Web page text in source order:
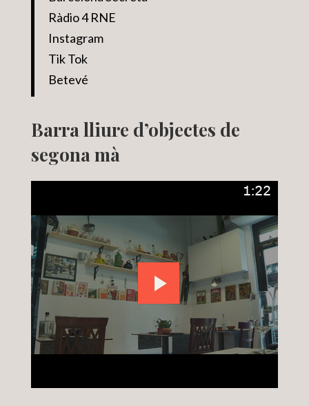
Ràdio 4 RNE
Instagram
Tik Tok
Betevé
Barra lliure d’objectes de
segona mà